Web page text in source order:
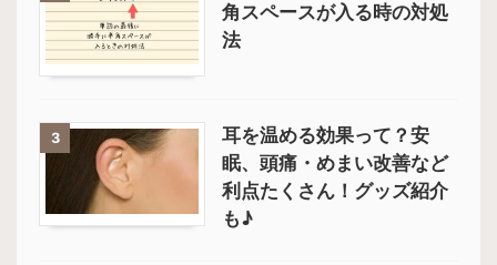
角スペースが入る時の対処
法
3
耳を温める効果って？安
眠、頭痛・めまい改善など
利点たくさん！グッズ紹介
も♪